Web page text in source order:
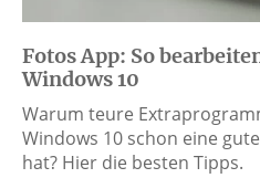
Fotos App: So
Windows 10
Warum teure
Windows 10 schon eine
hat? Hier die besten Tipps.